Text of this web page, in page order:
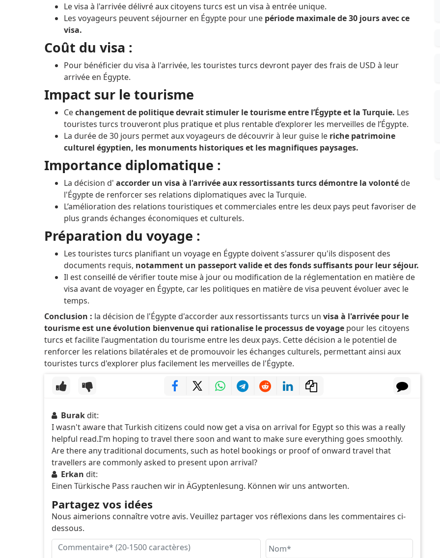
Le visa à l'arrivée délivré aux citoyens turcs est un visa à entrée unique.
Les voyageurs peuvent séjourner en Égypte pour une période maximale de 30 jours avec ce
visa.
Coût du visa :
Pour bénéficier du visa à l'arrivée, les touristes turcs devront payer des frais de USD à leur
arrivée en Égypte.
Impact sur le tourisme
Cechangement de politique devrait stimuler le tourisme entre l’Égypte et la Turquie. Les
touristes turcs trouveront plus pratique et plus rentable d’explorer les merveilles de l’Égypte.
La durée de 30 jours permet aux voyageurs de découvrir à leur guise le riche patrimoine
culturel égyptien, les monuments historiques et les magnifiques paysages.
Importance diplomatique :
La décision d' accorder un visa à l'arrivée aux ressortissants turcs démontre la volonté de
l'Égypte de renforcer ses relations diplomatiques avec la Turquie.
L’amélioration des relations touristiques et commerciales entre les deux pays peut favoriser de
plus grands échanges économiques et culturels.
Préparation du voyage :
Les touristes turcs planifiant un voyage en Égypte doivent s'assurer qu'ils disposent des
documents requis, notamment un passeport valide et des fonds suffisants pour leur séjour.
Il est conseillé de vérifier toute mise à jour ou modification de la réglementation en matière de
visa avant de voyager en Égypte, car les politiques en matière de visa peuvent évoluer avec le
temps.
Conclusion : la décision de l'Égypte d'accorder aux ressortissants turcs un visa à l'arrivée pour le
tourisme est une évolution bienvenue qui rationalise le processus de voyage pour les citoyens
turcs et facilite l'augmentation du tourisme entre les deux pays. Cette décision a le potentiel de
renforcer les relations bilatérales et de promouvoir les échanges culturels, permettant ainsi aux
touristes turcs d'explorer plus facilement les merveilles de l'Égypte.
Burak dit:
I wasn't aware that Turkish citizens could now get a visa on arrival for Egypt so this was a really
helpful read.I'm hoping to travel there soon and want to make sure everything goes smoothly.
Are there any traditional documents, such as hotel bookings or proof of onward travel that
travellers are commonly asked to present upon arrival?
Erkan dit:
Einen Türkische Pass rauchen wir in ÄGyptenlesung. Können wir uns antworten.
Partagez vos idées
Nous aimerions connaître votre avis. Veuillez partager vos réflexions dans les commentaires ci-
dessous.